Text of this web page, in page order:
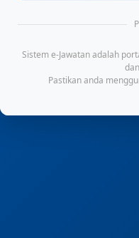
Sistem e-Jawatan adalah
Pastikan anda